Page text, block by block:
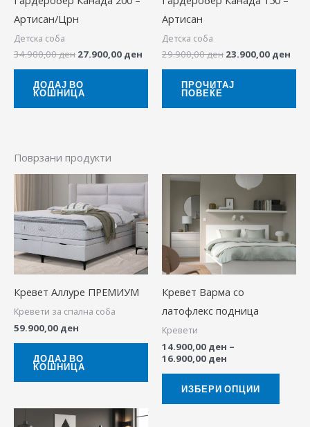
Артисан/Црн
Детска соба
34.900,00ден 27.900,00 ден
ДОДАЈ ВО
КОШНИЦА
Артисан
Детска соба
29.900,00ден 23.900,00 ден
ПРОЧИТАЈ
ПОВЕЌЕ
Поврзани продукти
Кревет Аллуре ПРЕМИУМ
Кревети за спална соба
59.900,00 ден
ДОДАЈ ВО
КОШНИЦА
Кревет Варма со
латофлекс подница
Кревети
14.900,00 ден –
16.900,00 ден
Price
range:
14.900,00 ден
through
16.900,00 ден
ИЗБЕРИ ОПЦИИ
has
The